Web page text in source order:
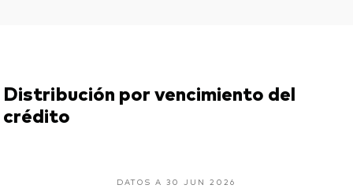
Distribución por vencimiento del
crédito
DATOS A 30 JUN 2026